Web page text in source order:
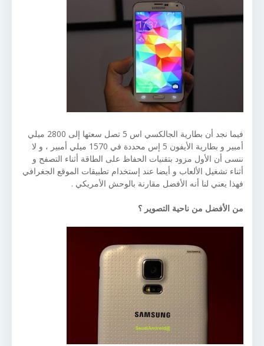
فيما نجد أن بطارية الجالكسي اس 5 تصل سعتها إلى 2800 ميلي
أمبير و بطارية الأيفون 5 إس محددة في 1570 ميلي أمبير ، و لا
ننسى أن الأول مزود بتقنيات الحفاظ على الطاقة أثناء التصفح و
أثناء تشغيل الألعاب و أيضا عند إستخدام تطبيقات الموقع الجغرافي
فهذا يعني لنا أنه الأفضل مقارنة بالوحش الأمريكي .
من الأفضل من ناحية التصوير ؟